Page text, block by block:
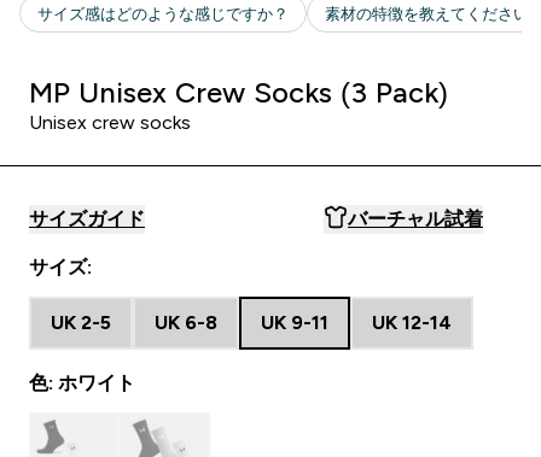
MP Unisex Crew Socks (3 Pack)
Unisex crew socks
サイズガイド バーチャル試着
サイズ:
UK 2-5 UK 6-8 UK 9-11 UK 12-14
色: ホワイト